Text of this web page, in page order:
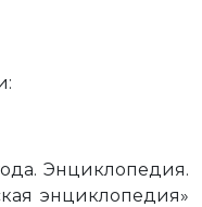
Энциклопедия.
энциклопедия»